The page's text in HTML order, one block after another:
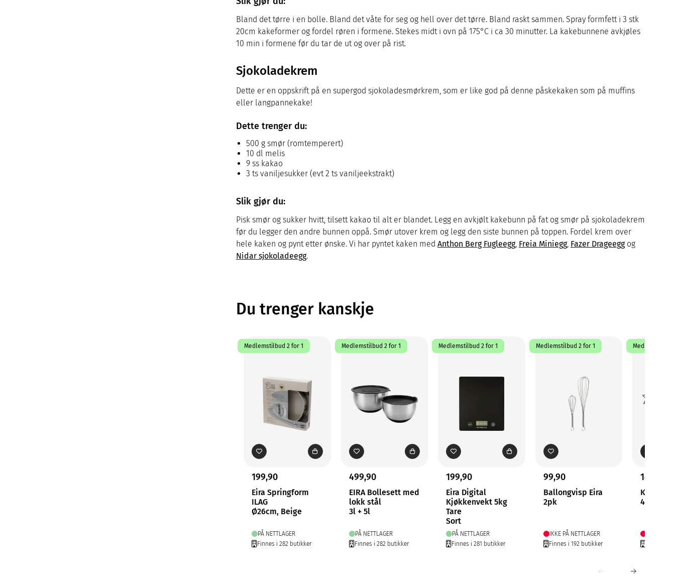
Bland det tørre i en bolle. Bland det våte for seg og hell over det tørre. Bland raskt sammen. Spray formfett i 3 stk
20cm kakeformer og fordel røren i formene. Stekes midt i ovn på 175°C i ca 30 minutter. La kakebunnene avkjøles
10 min i formene før du tar de ut og over på rist.
Sjokoladekrem
Dette er en oppskrift på en supergod sjokoladesmørkrem, som er like god på denne påskekaken som på muffins
eller langpannekake!
Dette trenger du:
500 g smør (romtemperert)
10 dl melis
9 ss kakao
3 ts vaniljesukker (evt 2 ts vaniljeekstrakt)
Slik gjør du:
Pisk smør og sukker hvitt, tilsett kakao til alt er blandet. Legg en avkjølt kakebunn på fat og smør på sjokoladekrem
før du legger den andre bunnen oppå. Smør utover krem og legg den siste bunnen på toppen. Fordel krem over
hele kaken og pynt etter ønske. Vi har pyntet kaken med Anthon Berg Fugleegg, Freia Miniegg, Fazer Drageeggog
Nidar sjokoladeegg.
Du trenger kanskje
Medlemstilbud 2 for 1
199,90
Eira Springform
ILAG
Ø26cm, Beige
PÅ NETTLAGER
Finnes i 282 butikker
Medlemstilbud 2 for 1
499,90
EIRA Bollesett med
lokk stål
3l + 5l
PÅ NETTLAGER
Finnes i 282 butikker
Medlemstilbud 2 for 1
199,90
Eira Digital
Kjøkkenvekt 5kg
Tare
Sort
PÅ NETTLAGER
Finnes i 281 butikker
Medlemstilbud 2 for 1
99,90
Ballongvisp Eira
2pk
IKKE PÅ NETTLAGER
Finnes i 192 butikker
Medlemstilbud
149,90
Kjølerist
40x32cm